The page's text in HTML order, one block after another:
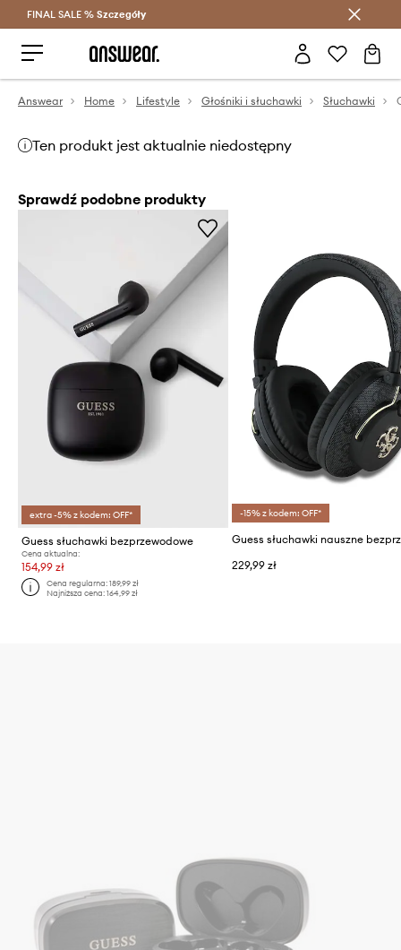
Oszczędzaj z Answear Club >
FINAL SALE % Szczegóły
Answear Home Lifestyle Głośniki i słuchawki Słuchawki
Ten produkt jest aktualnie niedostępny
Sprawdź podobne produkty
extra -5% z kodem: OFF*
Guess słuchawki bezprzewodowe
Cena aktualna:
154,99 zł
Cena regularna:189,99 zł
Najniższa cena:164,99 zł
-15% z kodem: OFF*
229,99 zł